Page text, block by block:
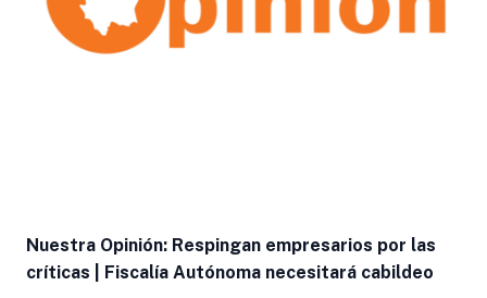
Nuestra Opinión: Respingan empresarios por las
críticas | Fiscalía Autónoma necesitará cabildeo